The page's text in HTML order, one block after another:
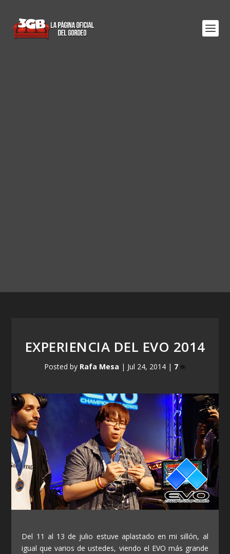
EXPERIENCIA DEL EVO 2014
Posted by Rafa Mesa | Jul 24, 2014| 7
Del 11 al 13 de julio estuve aplastado en mi sillón, al
igual que varios de ustedes, viendo el EVO más grande